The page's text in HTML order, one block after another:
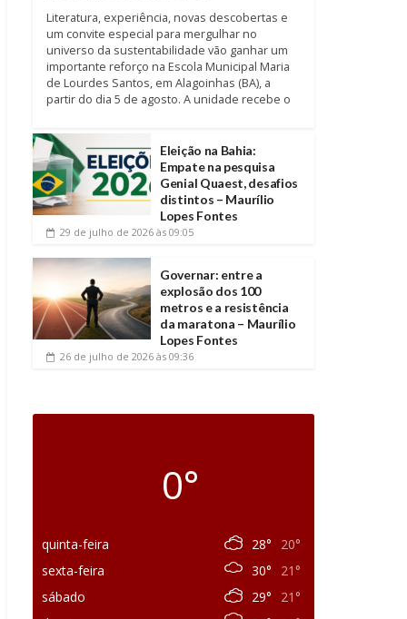
Literatura, experiência, novas descobertas e
um convite especial para mergulhar no
universo da sustentabilidade vão ganhar um
importante reforço na Escola Municipal Maria
de Lourdes Santos, em Alagoinhas (BA), a
partir do dia 5 de agosto. A unidade recebe o
Eleição na Bahia:
Empate na pesquisa
Genial Quaest, desafios
distintos – Maurílio
Lopes Fontes
29 de julho de 2026 às 09:05
Governar: entre a
explosão dos 100
metros e a resistência
da maratona – Maurílio
Lopes Fontes
26 de julho de 2026 às 09:36
0°
quinta-feira 28°
20°
sexta-feira
30°
21°
sábado
29°
21°